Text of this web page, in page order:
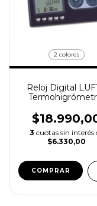
2 colores
Reloj Digital
3 cuotas sin interés
$6.330,00
COMPRAR